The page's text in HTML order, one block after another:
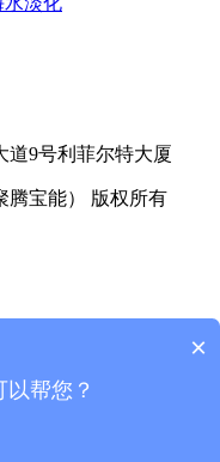
道9号利菲尔特大厦
腾宝能） 版权所有
×
帮您？